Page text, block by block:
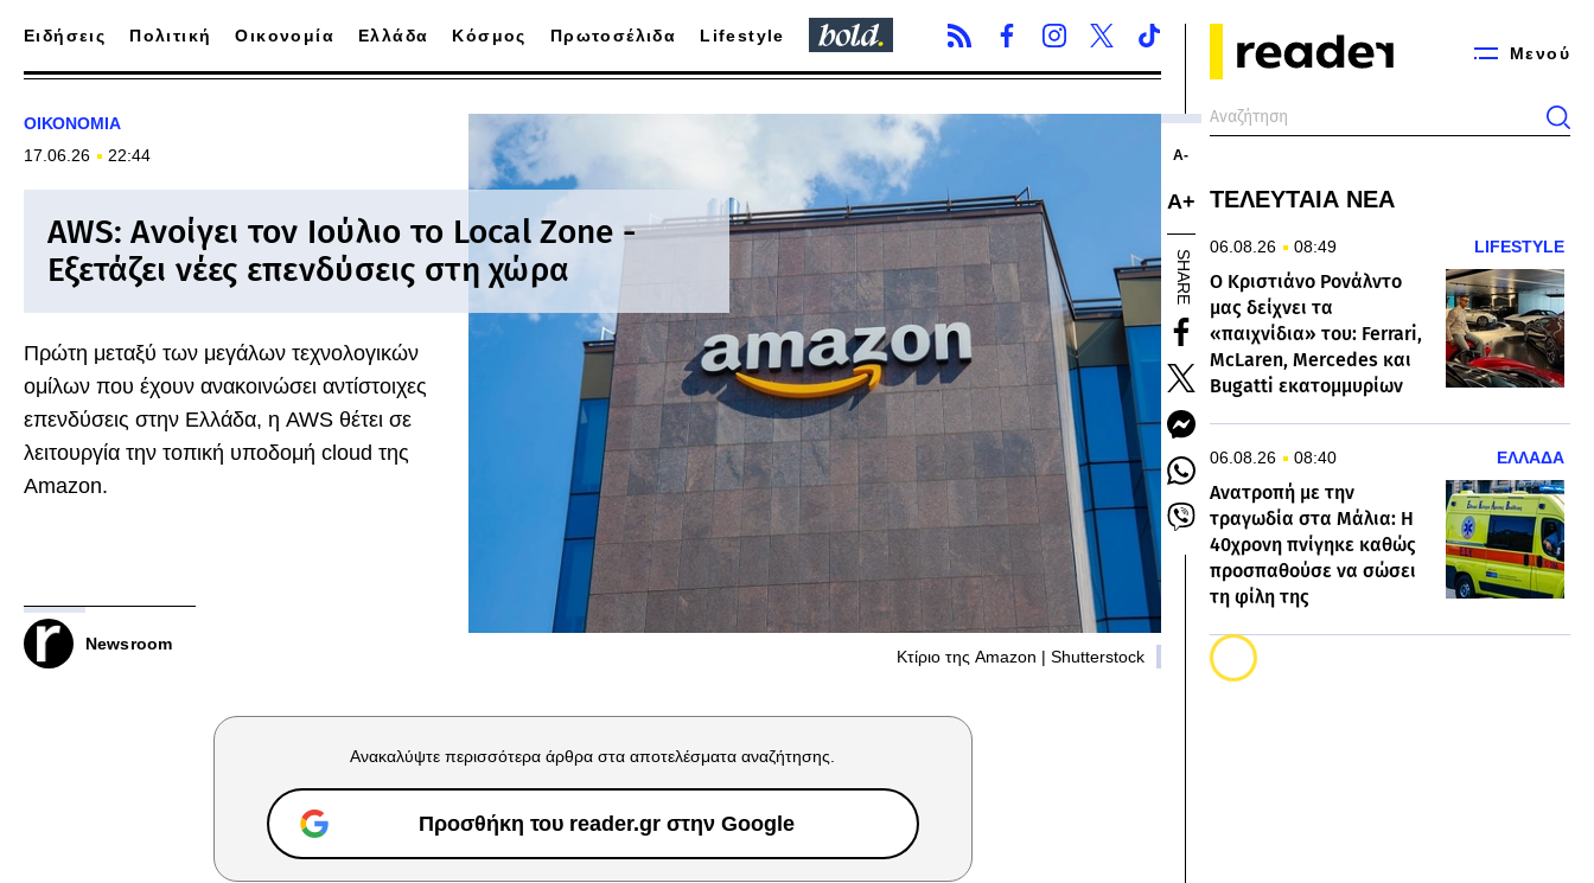
Μενού
Ειδήσεις Πολιτική Οικονομία Ελλάδα Κόσμος Πρωτοσέλιδα Lifestyle
ΟΙΚΟΝΟΜΙΑ
17.06.26
22:44
AWS: Ανοίγει τον Ιούλιο το Local Zone -
Εξετάζει νέες επενδύσεις στη χώρα
Πρώτη μεταξύ των μεγάλων τεχνολογικών
ομίλων που έχουν ανακοινώσει αντίστοιχες
επενδύσεις στην Ελλάδα, η AWS θέτει σε
λειτουργία την τοπική υποδομή cloud της
Amazon.
Newsroom
Κτίριο της Amazon | Shutterstock
Α-
Α+
SHARE
Ανακαλύψτε περισσότερα άρθρα στα αποτελέσματα αναζήτησης.
Προσθήκη του reader.gr στην Google
ΤΕΛΕΥΤΑΙΑ ΝΕΑ
06.08.26 08:49 LIFESTYLE
Ο Κριστιάνο Ρονάλντο
μας δείχνει τα
«παιχνίδια» του: Ferrari,
McLaren, Mercedes και
Bugatti εκατομμυρίων
06.08.26 08:40 ΕΛΛΑΔΑ
Ανατροπή με την
τραγωδία στα Μάλια: Η
40χρονη πνίγηκε καθώς
προσπαθούσε να σώσει
τη φίλη της